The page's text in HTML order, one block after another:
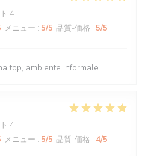
4
メニュー : 5/5 品質-価格 : 5/5
top, ambiente informale
4
メニュー : 5/5 品質-価格 : 4/5